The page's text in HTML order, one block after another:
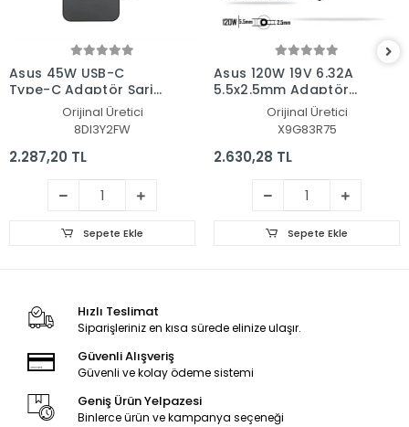
Asus 45W USB-C
Type-C Adaptör Şarj
Aleti-CihazıOrijinal Üretici
8DI3Y2FW
2.287,20 TL
Sepete Ekle
Asus 120W 19V 6.32A
5.5x2.5mm Adaptör
Şarj Aleti-Cihazı
Orijinal Üretici
X9G83R75
2.630,28 TL
Sepete Ekle
Hızlı Teslimat
Siparişleriniz en kısa sürede elinize ulaşır.
Güvenli Alışveriş
Güvenli ve kolay ödeme sistemi
Geniş Ürün Yelpazesi
Binlerce ürün ve kampanya seçeneği